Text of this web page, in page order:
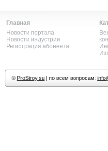
Главная
Новости портала
Новости индустрии
Регистрация абонента
© ProStroy.su| по всем вопросам: